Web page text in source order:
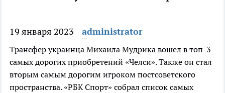
19 января 2023 administrator
Трансфер украинца Михаила Мудрика вошел в топ-3
самых дорогих приобретений «Челси». Также он стал
вторым самым дорогим игроком постсоветского
пространства. «РБК Спорт» собрал список самых